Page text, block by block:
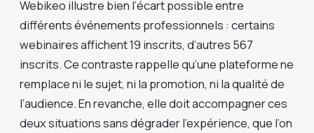
Webikeo illustre bien l’écart possible entre
différents événements professionnels : certains
webinaires affichent 19 inscrits, d’autres 567
inscrits. Ce contraste rappelle qu’une plateforme ne
remplace ni le sujet, ni la promotion, ni la qualité de
l’audience. En revanche, elle doit accompagner ces
deux situations sans dégrader l’expérience, que l’on